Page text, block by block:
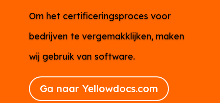
Om het certificeringsproces voor
bedrijven te vergemakklijken, maken
wij gebruik van software.
Ga naar Yellowdocs.com